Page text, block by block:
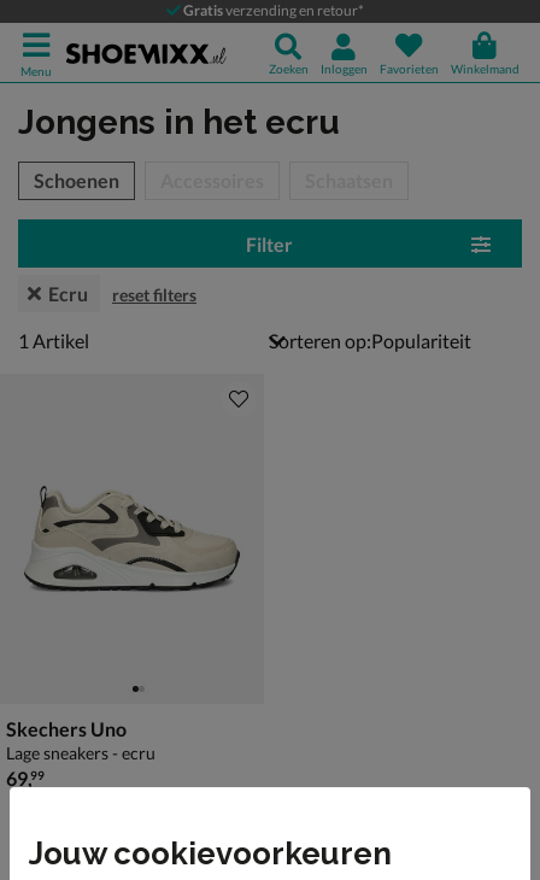
Gratisverzending en retour*
Menu Zoeken Inloggen Favorieten Winkelmand
Jongens in het ecru
over
Schoenen
Filter
Ecru reset filters
1 artikel
1 Artikel Sorteren op:
Skechers Uno
Lage sneakers - ecru
€ 69,99
69,99
Jouw cookievoorkeuren